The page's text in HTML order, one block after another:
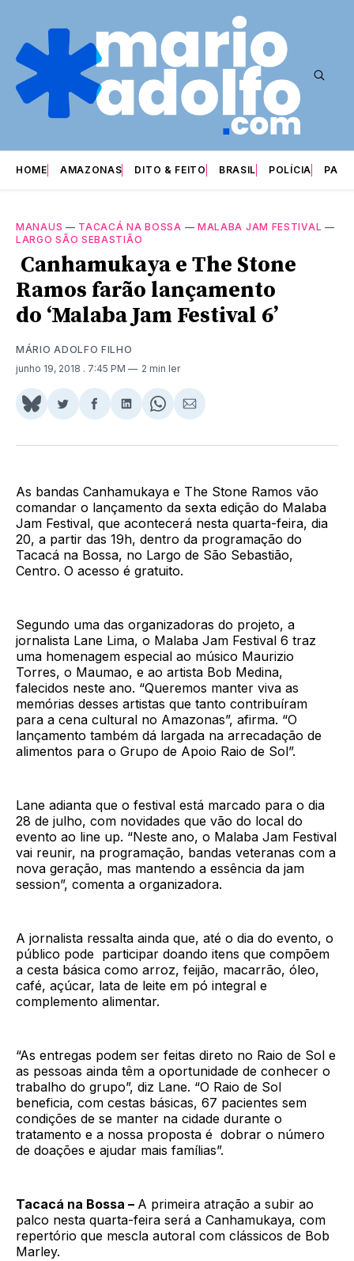
HOME AMAZONAS DITO & FEITO BRASIL POLÍCIA
MANAUS — TACACÁ NA BOSSA — MALABA JAM FESTIVAL —
LARGO SÃO SEBASTIÃO
Canhamukaya e The Stone
Ramos farão lançamento
do ‘Malaba Jam Festival 6’
MÁRIO ADOLFO FILHO
junho 19, 2018 . 7:45 PM 2 min ler
Share
BlueSky
Compartilhar
Twitter
Compartilhar
Facebook
Compartilhar
LinkedIn
Share
WhatsApp
Compartilhar
Email
As bandas Canhamukaya e The Stone Ramos vão
comandar o lançamento da sexta edição do Malaba
Jam Festival, que acontecerá nesta quarta-feira, dia
20, a partir das 19h, dentro da programação do
Tacacá na Bossa, no Largo de São Sebastião,
Centro. O acesso é gratuito.
Segundo uma das organizadoras do projeto, a
jornalista Lane Lima, o Malaba Jam Festival 6 traz
uma homenagem especial ao músico Maurizio
Torres, o Maumao, e ao artista Bob Medina,
falecidos neste ano. “Queremos manter viva as
memórias desses artistas que tanto contribuíram
para a cena cultural no Amazonas”, afirma. “O
lançamento também dá largada na arrecadação de
alimentos para o Grupo de Apoio Raio de Sol”.
Lane adianta que o festival está marcado para o dia
28 de julho, com novidades que vão do local do
evento ao line up. “Neste ano, o Malaba Jam Festival
vai reunir, na programação, bandas veteranas com a
nova geração, mas mantendo a essência da jam
session”, comenta a organizadora.
A jornalista ressalta ainda que, até o dia do evento, o
público pode participar doando itens que compõem
a cesta básica como arroz, feijão, macarrão, óleo,
café, açúcar, lata de leite em pó integral e
complemento alimentar.
“As entregas podem ser feitas direto no Raio de Sol e
as pessoas ainda têm a oportunidade de conhecer o
trabalho do grupo”, diz Lane. “O Raio de Sol
beneficia, com cestas básicas, 67 pacientes sem
condições de se manter na cidade durante o
tratamento e a nossa proposta é dobrar o número
de doações e ajudar mais famílias”.
Tacacá na Bossa – A primeira atração a subir ao
palco nesta quarta-feira será a Canhamukaya, com
repertório que mescla autoral com clássicos de Bob
Marley.